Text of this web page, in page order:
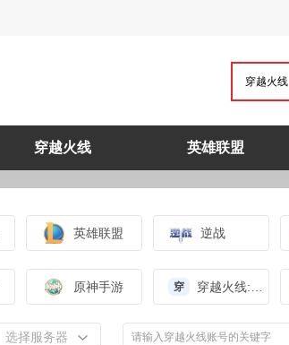
穿越火线
穿越火线 英雄联盟
英雄联盟 逆战
原神手游 穿
选择服务器